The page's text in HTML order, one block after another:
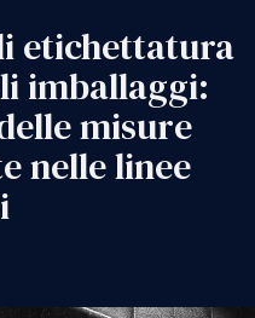
etichettatura
imballaggi:
misure
nelle linee